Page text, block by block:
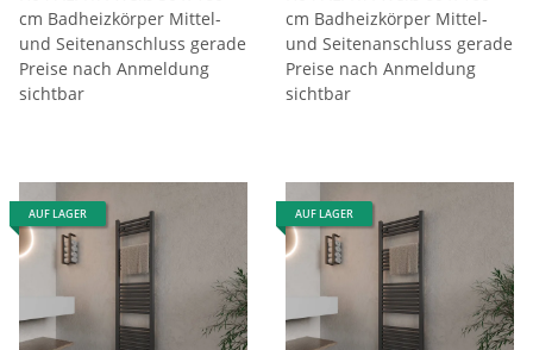
cm Badheizkörper Mittel-
und Seitenanschluss gerade
Preise nach Anmeldung
sichtbar
cm Badheizkörper Mittel-
und Seitenanschluss gerade
Preise nach Anmeldung
sichtbar
AUF LAGER AUF LAGER